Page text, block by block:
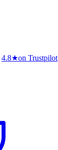
4.8★on Trustpilot